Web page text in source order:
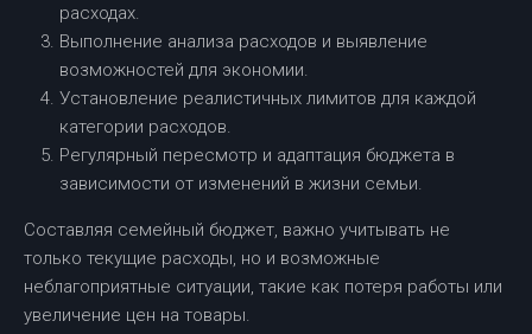
расходах.
Выполнение анализа расходов и выявление
возможностей для экономии.
Установление реалистичных лимитов для каждой
категории расходов.
Регулярный пересмотр и адаптация бюджета в
зависимости от изменений в жизни семьи.
Составляя семейный бюджет, важно учитывать не
только текущие расходы, но и возможные
неблагоприятные ситуации, такие как потеря работы или
увеличение цен на товары.